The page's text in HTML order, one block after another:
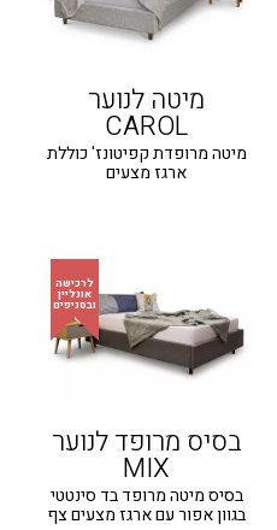
מיטה לנוער
CAROL
מיטה מרופדת קפיטונז' כוללת
ארגז מצעים
בסיס מרופד לנוער
MIX
בסיס מיטה מרופד בד סינטטי
בגוון אפור עם ארגז מצעים צף